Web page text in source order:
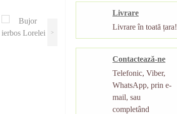
>
Livrare
Livrare în toată țara!
Contactează-ne
Telefonic, Viber,
WhatsApp, prin e-
mail, sau
completând